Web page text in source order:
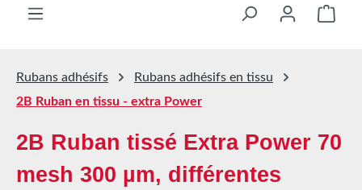
Le
Rubans adhésifs
Rubans adhésifs en tissu
2B Ruban en tissu - extra Power
2B Ruban tissé Extra Power 70
mesh 300 µm, différentes